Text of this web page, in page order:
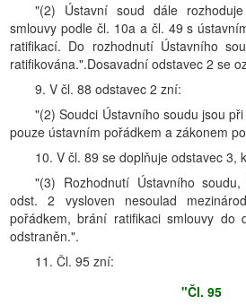
"(2) Ústavní soud dále
smlouvy podle čl. 10a a čl. 49 s
ratifikací. Do rozhodnutí Ústavního
ratifikována.".Dosavadní odstavec 2 se
9. V čl. 88 odstavec 2 zní:
"(2) Soudci Ústavního soudu jsou
pouze ústavním pořádkem a zákonem
10. V čl. 89 se doplňuje odstavec 3,
"(3) Rozhodnutí Ústavního
odst. 2 vysloven nesoulad
pořádkem, brání ratifikaci smlouvy do
odstraněn.".
11. Čl. 95 zní:
"Čl. 95